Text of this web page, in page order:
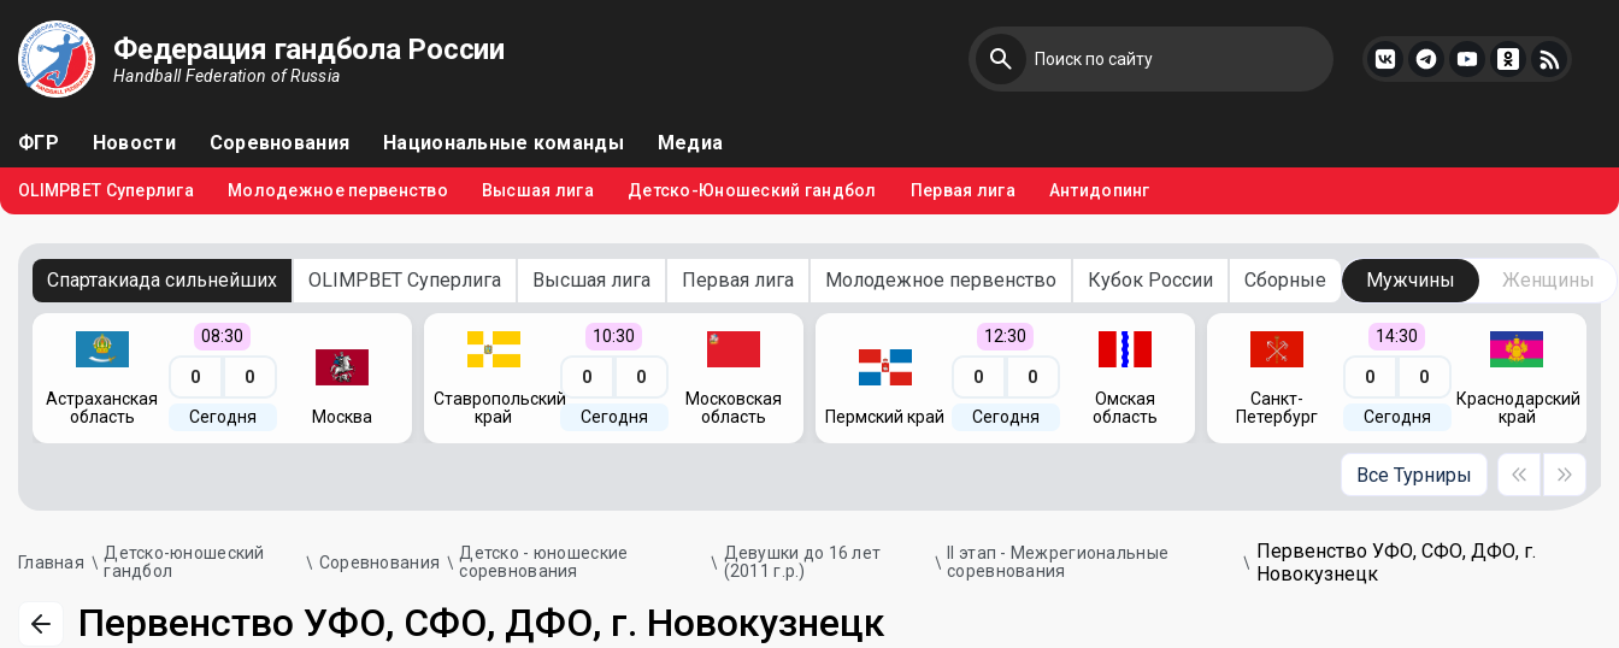
Федерация гандбола России
Handball Federation of Russia
ФГР Новости Соревнования Национальные команды Медиа
OLIMPBET Суперлига Молодежное первенство Высшая лига Детско-Юношеский гандбол Первая лига Антидопинг
Спартакиада сильнейших OLIMPBET Суперлига Высшая лига Первая лига Молодежное первенство Кубок России Сборные Мужчины Женщины
Астраханская
область
08:30
0 0
Сегодня Москва
Ставропольский
край
10:30
0 0
Сегодня
Московская
область
Пермский край
12:30
0 0
Сегодня
Омская
область
Санкт-
Петербург
14:30
0 0
Сегодня
Краснодарский
край
Все Турниры
Главная
Детско-юношеский
гандбол
Соревнования
Детско - юношеские
соревнования
Девушки до 16 лет
(2011 г.р.)
II этап - Межрегиональные
соревнования
Первенство УФО, СФО, ДФО, г.
Новокузнецк
Первенство УФО, СФО, ДФО, г. Новокузнецк